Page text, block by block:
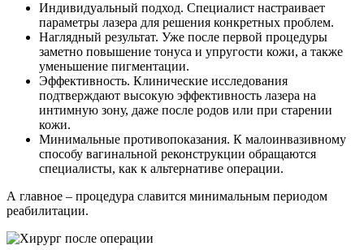
Индивидуальный подход. Специалист настраивает
параметры лазера для решения конкретных проблем.
Наглядный результат. Уже после первой процедуры
заметно повышение тонуса и упругости кожи, а также
уменьшение пигментации.
Эффективность. Клинические исследования
подтверждают высокую эффективность лазера на
интимную зону, даже после родов или при старении
кожи.
Минимальные противопоказания. К малоинвазивному
способу вагинальной реконструкции обращаются
специалисты, как к альтернативе операции.
А главное – процедура славится минимальным периодом
реабилитации.